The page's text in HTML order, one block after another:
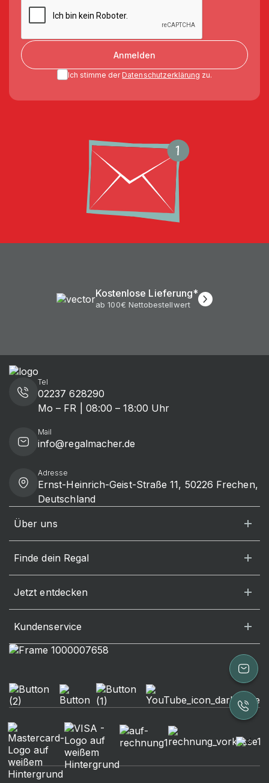
Anmelden
Ich stimme der Datenschutzerklärung zu.
Kostenlose Lieferung*
ab 100€ Nettobestellwert
Tel
02237 628290
Mo – FR | 08:00 – 18:00 Uhr
Mail
info@regalmacher.de
Adresse
Ernst-Heinrich-Geist-Straße 11, 50226 Frechen,
Deutschland
Über uns
Finde dein Regal
Jetzt entdecken
Kundenservice